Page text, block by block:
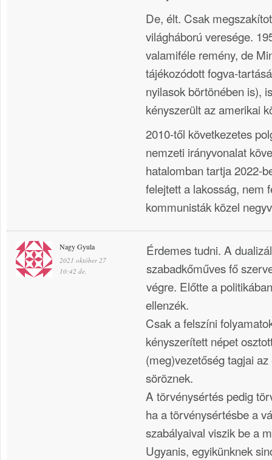
De, élt. Csak
világháború veresége.
valamiféle remény, de
tájékozódott fogva-
nyilasok börtönében is),
kényszerült az amerikai
2010-től következetes
nemzeti irányvonalat
hatalomban tartja 2022-
felejtett a lakosság, nem
kommunisták közel
Nagy Gyula
2021 október 27
10:42 de.
Érdemes tudni. A
szabadkőműves fő
végre. Előtte a
ellenzék.
Csak a felszíni
kényszerített népet
(meg)vezetőség tagjai
söröznek.
A törvénysértés pedig
ha a törvénysértésbe a
szabályaival viszik be a
Ugyanis, egyikünknek